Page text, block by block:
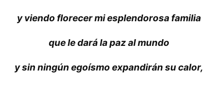
y viendo florecer mi esplendorosa familia
que le dará la paz al mundo
y sin ningún egoísmo expandirán su calor,